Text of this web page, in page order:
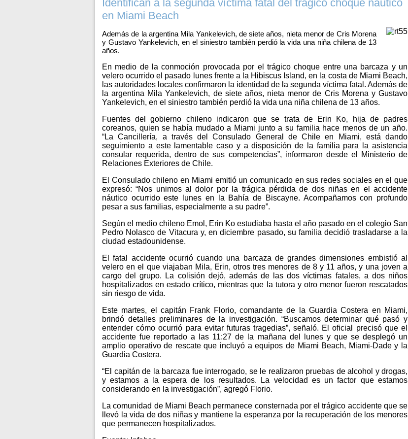
Identifican a la segunda víctima fatal del trágico choque náutico
en Miami Beach
Además de la argentina Mila Yankelevich, de siete años, nieta menor de Cris Morena
y Gustavo Yankelevich, en el siniestro también perdió la vida una niña chilena de 13
años.
En medio de la conmoción provocada por el trágico choque entre una barcaza y un
velero ocurrido el pasado lunes frente a la Hibiscus Island, en la costa de Miami Beach,
las autoridades locales confirmaron la identidad de la segunda víctima fatal. Además de
la argentina Mila Yankelevich, de siete años, nieta menor de Cris Morena y Gustavo
Yankelevich, en el siniestro también perdió la vida una niña chilena de 13 años.
Fuentes del gobierno chileno indicaron que se trata de Erin Ko, hija de padres
coreanos, quien se había mudado a Miami junto a su familia hace menos de un año.
“La Cancillería, a través del Consulado General de Chile en Miami, está dando
seguimiento a este lamentable caso y a disposición de la familia para la asistencia
consular requerida, dentro de sus competencias”, informaron desde el Ministerio de
Relaciones Exteriores de Chile.
El Consulado chileno en Miami emitió un comunicado en sus redes sociales en el que
expresó: “Nos unimos al dolor por la trágica pérdida de dos niñas en el accidente
náutico ocurrido este lunes en la Bahía de Biscayne. Acompañamos con profundo
pesar a sus familias, especialmente a su padre”.
Según el medio chileno Emol, Erin Ko estudiaba hasta el año pasado en el colegio San
Pedro Nolasco de Vitacura y, en diciembre pasado, su familia decidió trasladarse a la
ciudad estadounidense.
El fatal accidente ocurrió cuando una barcaza de grandes dimensiones embistió al
velero en el que viajaban Mila, Erin, otros tres menores de 8 y 11 años, y una joven a
cargo del grupo. La colisión dejó, además de las dos víctimas fatales, a dos niños
hospitalizados en estado crítico, mientras que la tutora y otro menor fueron rescatados
sin riesgo de vida.
Este martes, el capitán Frank Florio, comandante de la Guardia Costera en Miami,
brindó detalles preliminares de la investigación. “Buscamos determinar qué pasó y
entender cómo ocurrió para evitar futuras tragedias”, señaló. El oficial precisó que el
accidente fue reportado a las 11:27 de la mañana del lunes y que se desplegó un
amplio operativo de rescate que incluyó a equipos de Miami Beach, Miami-Dade y la
Guardia Costera.
“El capitán de la barcaza fue interrogado, se le realizaron pruebas de alcohol y drogas,
y estamos a la espera de los resultados. La velocidad es un factor que estamos
considerando en la investigación”, agregó Florio.
La comunidad de Miami Beach permanece consternada por el trágico accidente que se
llevó la vida de dos niñas y mantiene la esperanza por la recuperación de los menores
que permanecen hospitalizados.